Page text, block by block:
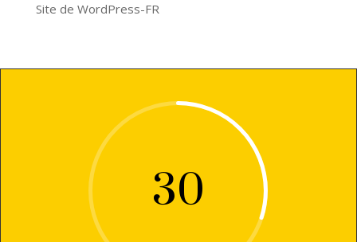
Site de WordPress-FR
30